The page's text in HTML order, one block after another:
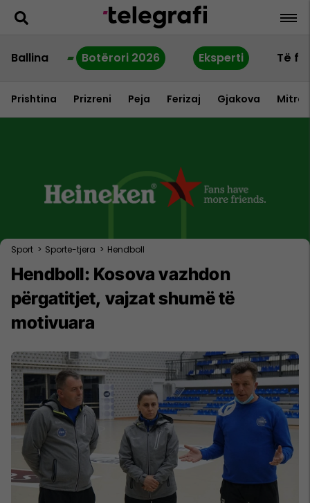
Ballina Botërori 2026 Eksperti Të
Prishtina Prizreni Peja Ferizaj Gjakova
Sport > Sporte-tjera > Hendboll
Hendboll: Kosova vazhdon
përgatitjet, vajzat shumë të
motivuara